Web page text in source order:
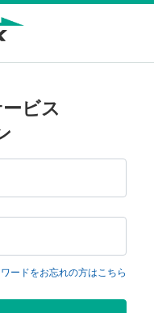
ビス
ードをお忘れの方はこちら